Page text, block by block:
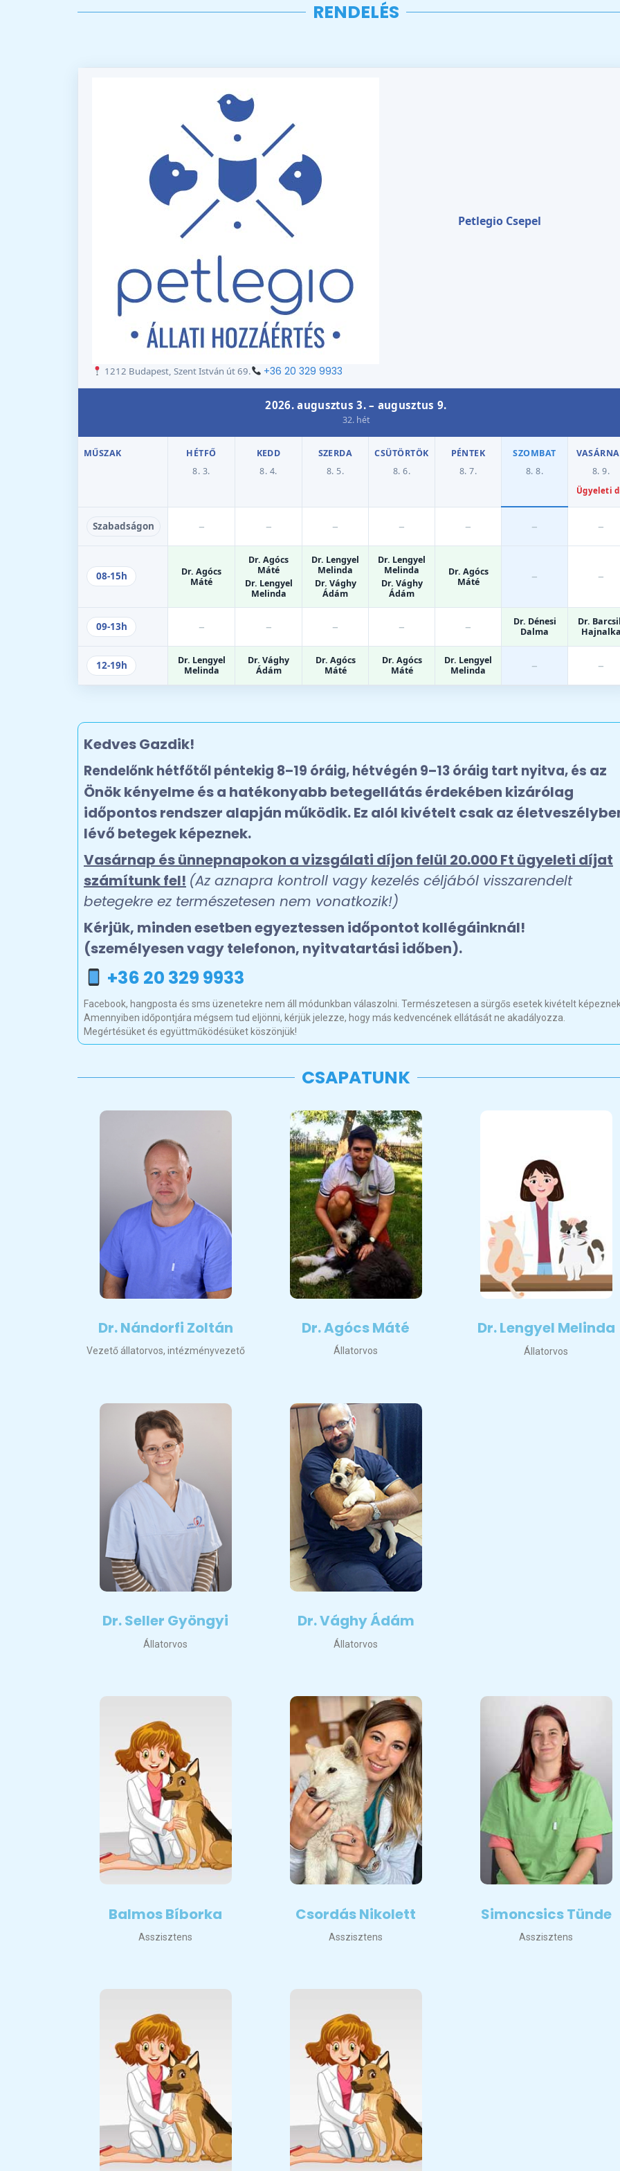
RENDELÉS
Petlegio Csepel
1212 Budapest, Szent István út 69. +36 20 329 9933
2026. augusztus 3. – augusztus 9.
32. hét
MŰSZAK
HÉTFŐ
8. 3.
KEDD
8. 4.
SZERDA
8. 5.
CSÜTÖRTÖK
8. 6.
PÉNTEK
8. 7.
SZOMBAT
8. 8.
8. 9.
Ügyeleti
Szabadságon – – – – – – –
08-15h
Dr. Agócs
Máté
Dr. Agócs
Máté
Dr. Lengyel
Melinda
Dr. Lengyel
Melinda
Dr. Vághy
Ádám
Dr. Lengyel
Melinda
Dr. Vághy
Ádám
Dr. Agócs
Máté
– –
09-13h – – – – –
Dr. Dénesi
Dalma
Dr.
12-19h
Dr. Lengyel
Melinda
Dr. Vághy
Ádám
Dr. Agócs
Máté
Dr. Agócs
Máté
Dr. Lengyel
Melinda
– –
Kedves Gazdik!
Rendelőnk hétfőtől péntekig 8–19 óráig, hétvégén 9–13 óráig tart nyitva, és az
Önök kényelme és a hatékonyabb betegellátás érdekében kizárólag
időpontos rendszer alapján működik. Ez alól kivételt csak az
lévő betegek képeznek.
Vasárnap és ünnepnapokon a vizsgálati díjon felül 20.000 Ft ügyeleti díjat
számítunk fel! (Az aznapra kontroll vagy kezelés céljából visszarendelt
betegekre ez természetesen nem vonatkozik!)
Kérjük, mindenesetben egyeztessen időpontot kollégáinknál!
(személyesen vagy telefonon, nyitvatartási időben).
+36 20 329 9933
Facebook, hangposta és sms üzenetekre nem áll módunkban válaszolni. Természetesen a sürgős esetek kivételt
Amennyiben időpontjára mégsem tud eljönni, kérjük jelezze, hogy más kedvencének ellátását ne akadályozza.
Megértésüket és együttműködésüket köszönjük!
CSAPATUNK
Dr. Nándorfi Zoltán
Vezető állatorvos, intézményvezető
Dr. Agócs Máté
Állatorvos
Dr. Lengyel Melinda
Állatorvos
Dr. Seller Gyöngyi
Állatorvos
Dr. Vághy Ádám
Állatorvos
Balmos Bíborka
Asszisztens
Csordás Nikolett
Asszisztens
Simoncsics Tünde
Asszisztens